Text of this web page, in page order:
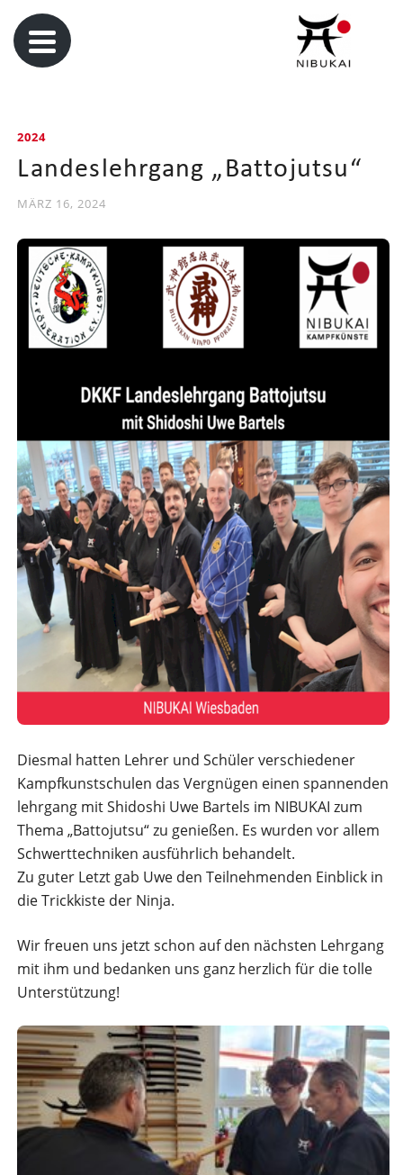
2024
Landeslehrgang „Battojutsu“
MÄRZ 16, 2024
Diesmal hatten Lehrer und Schüler verschiedener
Kampfkunstschulen das Vergnügen einen spannenden
lehrgang mit Shidoshi Uwe Bartels im NIBUKAI zum
Thema „Battojutsu“ zu genießen. Es wurden vor allem
Schwerttechniken ausführlich behandelt.
Zu guter Letzt gab Uwe den Teilnehmenden Einblick in
die Trickkiste der Ninja.
Wir freuen uns jetzt schon auf den nächsten Lehrgang
mit ihm und bedanken uns ganz herzlich für die tolle
Unterstützung!